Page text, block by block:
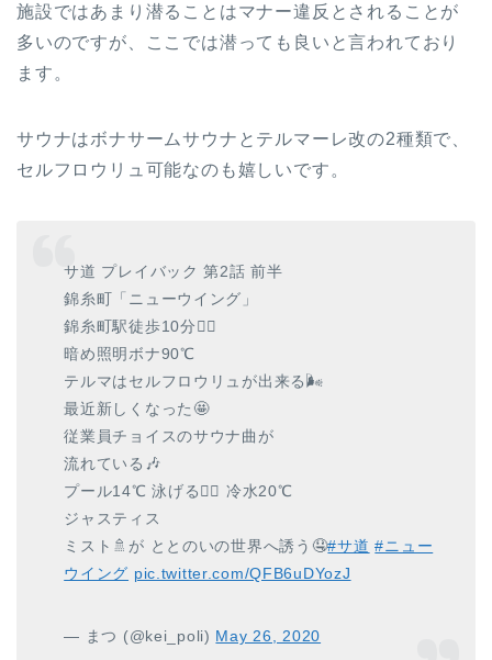
施設ではあまり潜ることはマナー違反とされることが
多いのですが、ここでは潜っても良いと言われており
ます。
サウナはボナサームサウナとテルマーレ改の2種類で、
セルフロウリュ可能なのも嬉しいです。
サ道 プレイバック 第2話 前半
錦糸町「ニューウイング」
錦糸町駅徒歩10分🚶‍♂️
暗め照明ボナ90℃
テルマはセルフロウリュが出来る🌬
最近新しくなった🤩
従業員チョイスのサウナ曲が
流れている🎶
プール14℃ 泳げる🏊‍♀️ 冷水20℃
ジャスティス
ミスト🚿が ととのいの世界へ誘う🤤#サ道 #ニュー
ウイング pic.twitter.com/QFB6uDYozJ
— まつ (@kei_poli) May 26, 2020